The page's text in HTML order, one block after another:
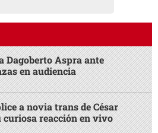
Dagoberto Aspra ante
en audiencia
a novia trans de César
curiosa reacción en vivo